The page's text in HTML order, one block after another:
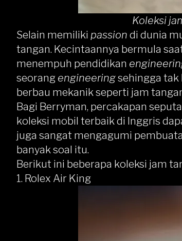
Koleksi
Selain memiliki passion di dunia
tangan. Kecintaannya bermula
menempuh pendidikan
seorang engineeringsehingga tak
berbau mekanik seperti jam
Bagi Berryman, percakapan
koleksi mobil terbaik di Inggris
juga sangat mengagumi
banyak soal itu.
Berikut ini beberapa koleksi jam
1. Rolex Air King